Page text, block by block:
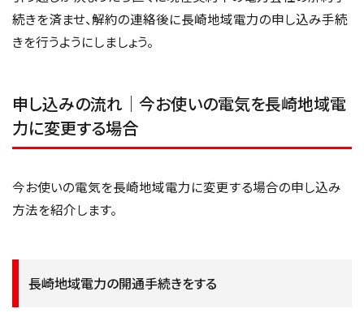
続きを済ませ、解約の連絡後に長崎地域電力の申し込み手続
きを行うようにしましょう。
申し込みの流れ｜今お使いの電気を長崎地域電
力に変更する場合
今お使いの電気を長崎地域電力に変更する場合の申し込み
方法を紹介します。
長崎地域電力の開通手続きをする